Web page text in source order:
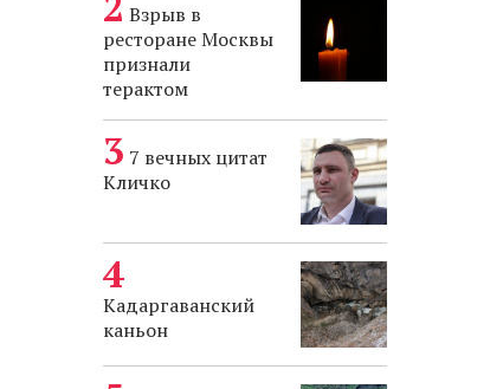
Взрыв в
ресторане Москвы
признали
терактом
7 вечных цитат
Кличко
Кадаргаванский
каньон